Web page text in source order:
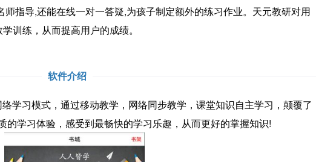
师指导,还能在线一对一答疑,为孩子制定额外的练习作业。天元教研对用
训练，从而提高用户的成绩。
软件介绍
学习模式，通过移动教学，网络同步教学，课堂知识自主学习，颠覆了
的学习体验，感受到最畅快的学习乐趣，从而更好的掌握知识!